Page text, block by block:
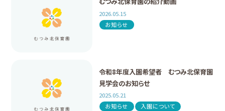
2026.05.15
お知らせ
令和8年度入園希望者 むつみ北保育園
見学会のお知らせ
2025.05.21
お知らせ
入園について